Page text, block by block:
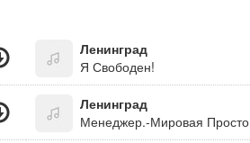
Ленинград
Я Свободен!
Ленинград
Менеджер.-Мировая Просто